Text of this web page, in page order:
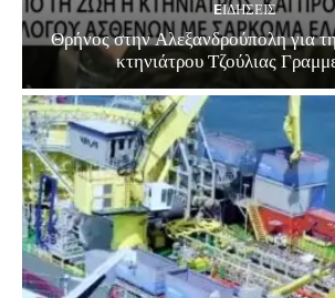
EΙΔΗΣΕΙΣ
Θρήνος στην Αλεξανδρούπολη για
κτηνιάτρου Τζούλιας